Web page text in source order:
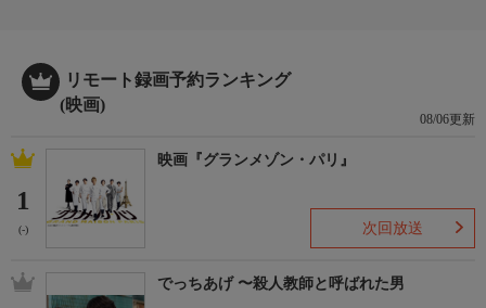
リモート録画予約ランキング
(映画)
08/06更新
1
(-)
映画『グランメゾン・パリ』
次回放送
でっちあげ 〜殺人教師と呼ばれた男